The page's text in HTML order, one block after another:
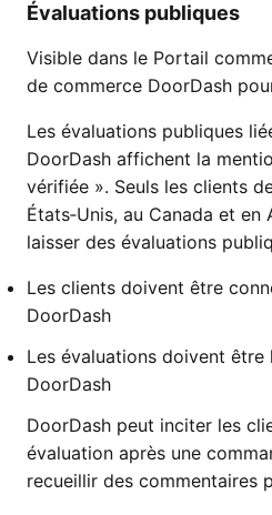
Évaluations publiques
Visible dans le Portail
de commerce DoorDash
Les évaluations publiques
DoorDash affichent la
vérifiée ». Seuls les clients
États‑Unis, au Canada et en
laisser des évaluations
Les clients doivent être
DoorDash
Les évaluations doivent être
DoorDash
DoorDash peut inciter les
évaluation après une
recueillir des commentaires